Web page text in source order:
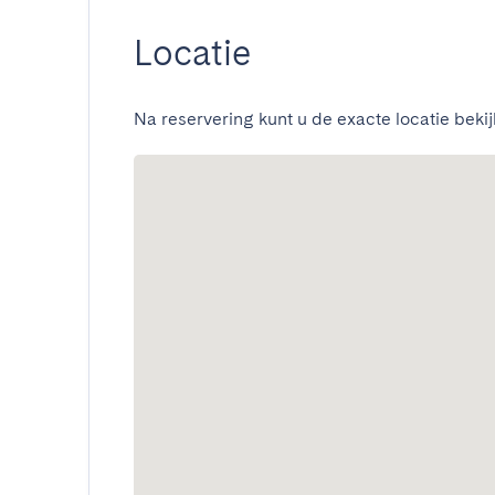
Locatie
Na reservering kunt u de exacte locatie